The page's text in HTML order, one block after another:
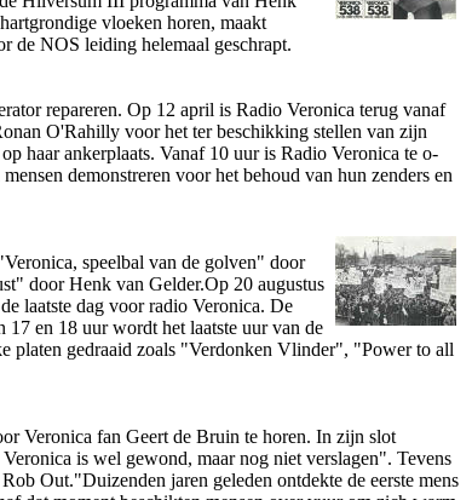
vloeken horen, maakt
de NOS leiding helemaal geschrapt.
repareren. Op 12 april is Radio Veronica terug vanaf
O'Rahilly voor het ter beschikking stellen van zijn
haar ankerplaats. Vanaf 10 uur is Radio Veronica te o­
demonstreren voor het behoud van hun zenders en
speelbal van de golven" door
door Henk van Gelder.Op 20 augustus
laatste dag voor radio Veronica. De
en 18 uur wordt het laatste uur van de
platen gedraaid zoals "Verdonken Vlinder", "Power to all
Veronica fan Geert de Bruin te horen. In zijn slot
is wel gewond, maar nog niet verslagen". Tevens
Out."Duizenden jaren geleden o­ntdekte de eerste mens